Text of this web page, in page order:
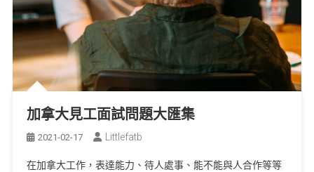
加拿大見工面試問題大匯集
2021-02-17 Littlefatb
在加拿大工作，表達能力、待人處事、能不能與人合作等等